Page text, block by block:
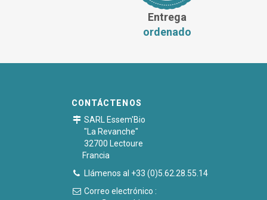
Entrega
ordenado
CONTÁCTENOS
SARL Essem'Bio
"La Revanche"
32700 Lectoure
Francia
Llámenos al +33 (0)5.62.28.55.14
Correo electrónico :